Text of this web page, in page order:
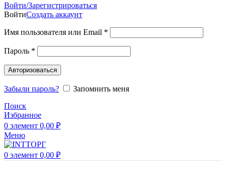
Войти/Зарегистрироваться
ВойтиСоздать аккаунт
Имя пользователя или Email *
Пароль *
Авторизоваться
Забыли пароль?
Запомнить меня
Поиск
Избранное
0 элемент 0,00 ₽
Меню
0 элемент 0,00 ₽